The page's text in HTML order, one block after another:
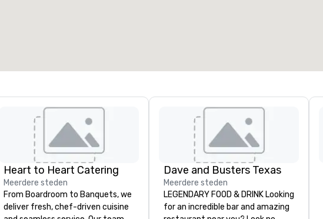
Heart to Heart Catering
Meerdere steden
From Boardroom to Banquets, we
deliver fresh, chef-driven cuisine
Dave and Busters Texas
Meerdere steden
LEGENDARY FOOD & DRINK Looking
for an incredible bar and amazing